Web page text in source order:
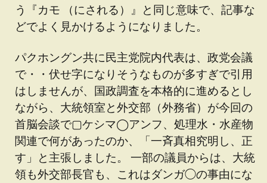
う『カモ （にされる）』と同じ意味で、記事な
どでよく見かけるようになりました。
パクホングン共に民主党院内代表は、政党会議
で・・伏せ字になりそうなものが多すぎで引用
はしませんが、国政調査を本格的に進めるとし
ながら、大統領室と外交部（外務省）が今回の
首脳会談で▢ケシマ◯アンフ、処理水・水産物
関連で何があったのか、「一斉真相究明し、正
す」と主張しました。 一部の議員からは、大統
領も外交部長官も、これはダンガ◯の事由にな